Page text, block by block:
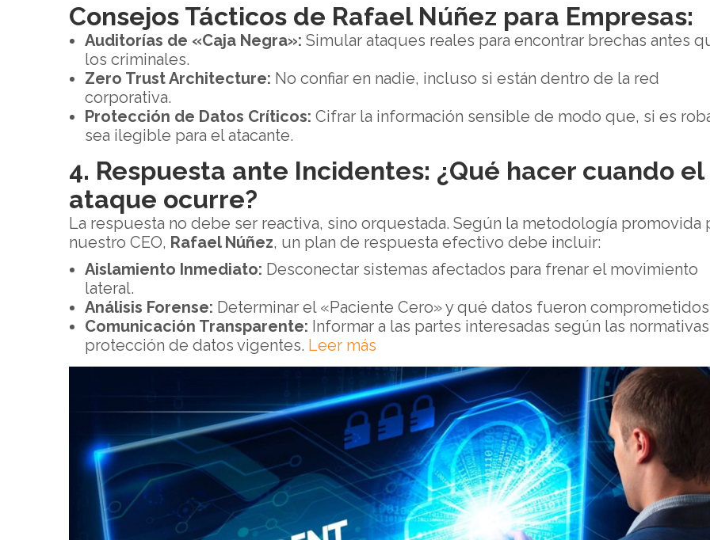
Consejos Tácticos de Rafael Núñez para Empresas:
Auditorías de «Caja Negra»: Simular ataques reales para encontrar brechas antes
los criminales.
Zero Trust Architecture: No confiar en nadie, incluso si están dentro de la red
corporativa.
Protección de Datos Críticos: Cifrar la información sensible de modo que, si es
sea ilegible para el atacante.
4. Respuesta ante Incidentes: ¿Qué hacer cuando el
ataque ocurre?
La respuesta no debe ser reactiva, sino orquestada. Según la metodología promovida
nuestro CEO, Rafael Núñez, un plan de respuesta efectivo debe incluir:
Aislamiento Inmediato: Desconectar sistemas afectados para frenar el movimiento
lateral.
Análisis Forense: Determinar el «Paciente Cero» y qué datos fueron
Comunicación Transparente: Informar a las partes interesadas según las
protección de datos vigentes. Leer más